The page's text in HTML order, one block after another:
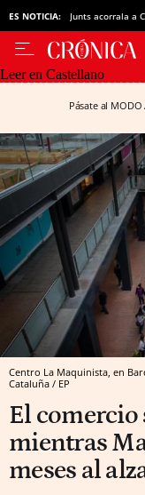
ES NOTICIA: Junts acorrala a
Leer en Castellano
Pásate al MODO
Centro La Maquinista, en
Cataluña / EP
El comercio
mientras
meses al